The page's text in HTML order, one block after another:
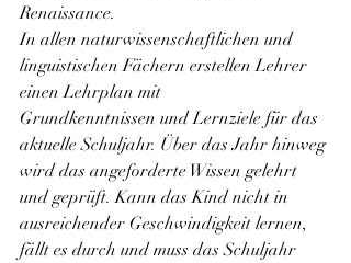
Renaissance.
In allen naturwissenschaftlichen und
linguistischen Fächern erstellen Lehrer
einen Lehrplan mit
Grundkenntnissen und Lernziele für das
aktuelle Schuljahr. Über das Jahr hinweg
wird das angeforderte Wissen gelehrt
und geprüft. Kann das Kind nicht in
ausreichender Geschwindigkeit lernen,
fällt es durch und muss das Schuljahr